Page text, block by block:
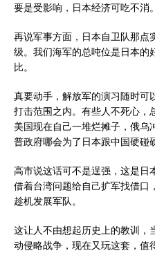
要是受影响，日本经济可吃不消。
再说军事方面，日本自卫队那点
级。我们海军的总吨位是日本的
比。
真要动手，解放军的演习随时可
打击范围之内。有些人不死心，
美国现在自己一堆烂摊子，俄乌
普政府哪会为了日本跟中国硬碰
高市说这话可不是逞强，这是日
借着台湾问题给自己扩军找借口
趁机发展军队。
这让人不由想起历史上的教训，
动侵略战争，现在又玩这套，值